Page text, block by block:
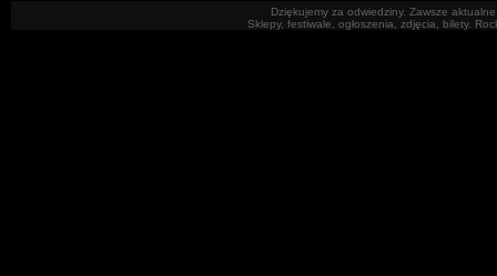
Dziękujemy za odwiedziny. Zawsze
Sklepy, festiwale, ogłoszenia, zdjęcia, bilety.